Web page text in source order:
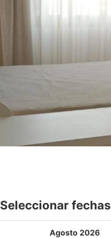
Seleccionar fechas
Agosto 2026